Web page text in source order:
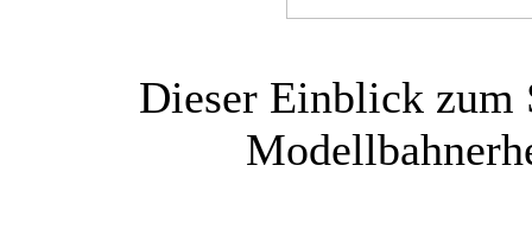
Dieser Einblick zum